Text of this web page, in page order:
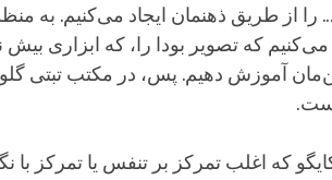
طریق ذهنمان ایجاد می‌کنیم. به
که تصویر بودا را، که ابزاری
آموزش دهیم. پس، در مکتب تبتی
که اغلب تمرکز بر تنفس یا تمرکز با